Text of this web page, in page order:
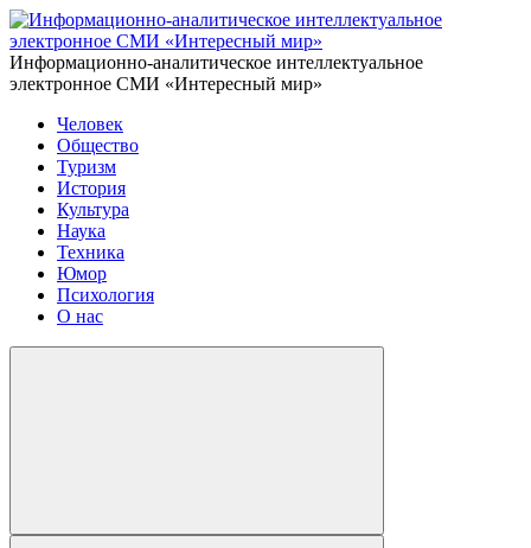
Информационно-аналитическое интеллектуальное
электронное СМИ «Интересный мир»
Человек
Общество
Туризм
История
Культура
Наука
Техника
Юмор
Психология
О нас